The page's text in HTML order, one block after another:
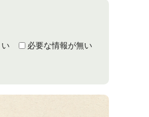
必要な情報が無い